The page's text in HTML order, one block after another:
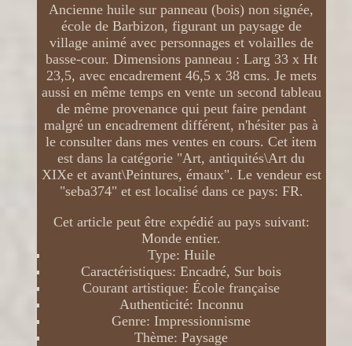
Ancienne huile sur panneau (bois) non signée,
école de Barbizon, figurant un paysage de
village animé avec personnages et volailles de
basse-cour. Dimensions panneau : Larg 33 x Ht
23,5, avec encadrement 46,5 x 38 cms. Je mets
aussi en même temps en vente un second tableau
de même provenance qui peut faire pendant
malgré un encadrement différent, n'hésiter pas à
le consulter dans mes ventes en cours. Cet item
est dans la catégorie "Art, antiquités\Art du
XIXe et avant\Peintures, émaux". Le vendeur est
"seba374" et est localisé dans ce pays: FR.
Cet article peut être expédié au pays suivant:
Monde entier.
Type: Huile
Caractéristiques: Encadré, Sur bois
Courant artistique: École française
Authenticité: Inconnu
Genre: Impressionnisme
Thème: Paysage